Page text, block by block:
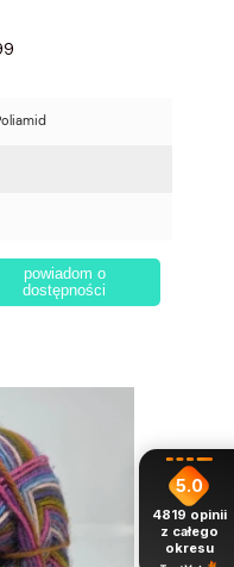
powiadom o
dostępności
5.0
4819 opinii
z całego
okresu